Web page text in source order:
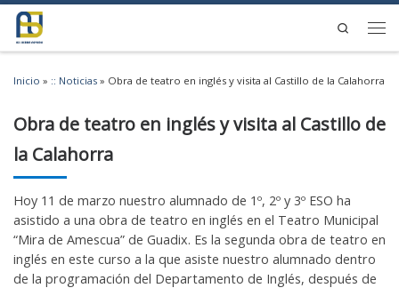
Saltar al contenido
Search
Inicio » :: Noticias » Obra de teatro en inglés y visita al Castillo de la Calahorra
Obra de teatro en inglés y visita al Castillo de
la Calahorra
Hoy 11 de marzo nuestro alumnado de 1º, 2º y 3º ESO ha
asistido a una obra de teatro en inglés en el Teatro Municipal
“Mira de Amescua” de Guadix. Es la segunda obra de teatro en
inglés en este curso a la que asiste nuestro alumnado dentro
de la programación del Departamento de Inglés, después de